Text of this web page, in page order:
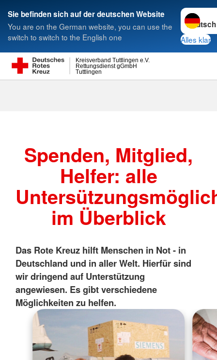
Sie befinden sich auf der deutschen Website
You are on the German website, you can use the
switch to switch to the English one
Sprache
Alles klar
Tuttlingen
Rettungsdienst gGmbH
Kreisverband Tuttlingen e.V.
Suche
Spenden, Mitglied,
Helfer: alle
im Überblick
Das Rote Kreuz hilft Menschen in Not - in
Deutschland und in aller Welt. Hierfür sind
wir dringend auf Unterstützung
angewiesen. Es gibt verschiedene
Möglichkeiten zu helfen.